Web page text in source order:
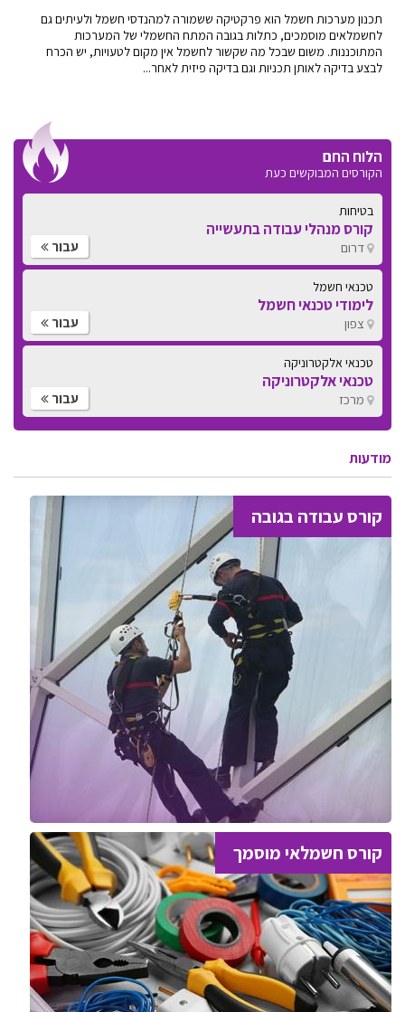
תכנון מערכות חשמל הוא פרקטיקה ששמורה למהנדסי חשמל ולעיתים גם
לחשמלאים מוסמכים, כתלות בגובה המתח החשמלי של המערכות
המתוכננות. משום שבכל מה שקשור לחשמל אין מקום לטעויות, יש הכרח
לבצע בדיקה לאותן תכניות וגם בדיקה פיזית לאחר...
הלוח החם
הקורסים המבוקשים כעת
בטיחות
קורס מנהלי עבודה בתעשייה
דרום עבור
טכנאי חשמל
לימודי טכנאי חשמל
צפון עבור
טכנאי אלקטרוניקה
טכנאי אלקטרוניקה
מרכז עבור
מודעות
קורס עבודה בגובה
קורס חשמלאי מוסמך